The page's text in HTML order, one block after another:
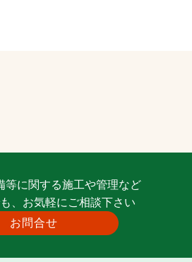
等に関する施工や管理など
、お気軽にご相談下さい
お問合せ